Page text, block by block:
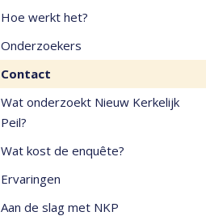
Hoe werkt het?
Onderzoekers
Contact
Wat onderzoekt Nieuw Kerkelijk
Peil?
Wat kost de enquête?
Ervaringen
Aan de slag met NKP